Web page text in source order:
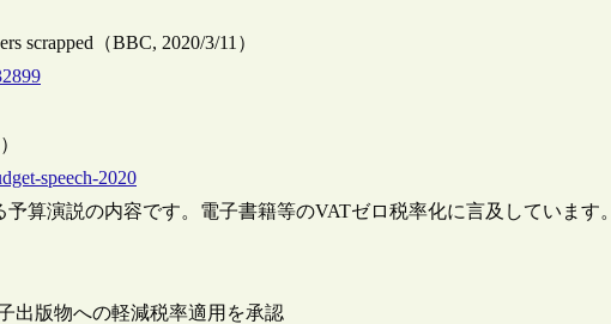
scrapped（BBC, 2020/3/11）
speech-2020
算演説の内容です。電子書籍等のVATゼロ税率化に言及しています。
出版物への軽減税率適用を承認